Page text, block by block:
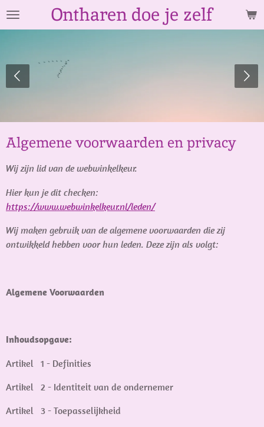
Ga
hoofdinhoud
Ontharen doe je zelf
Algemene voorwaarden en privacy
Wij zijn lid van de webwinkelkeur.
Hier kun je dit checken:
https://www.webwinkelkeur.nl/leden/
Wij maken gebruik van de algemene voorwaarden die zij
ontwikkeld hebben voor hun leden. Deze zijn als volgt:
Algemene Voorwaarden
Inhoudsopgave:
Artikel 1 - Definities
Artikel 2 - Identiteit van de ondernemer
Artikel 3 - Toepasselijkheid